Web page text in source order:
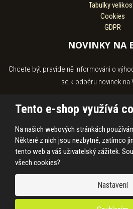
Tento e-shop využívá
Na našich webových stránkách
Některé z nich jsou nezbytné, zatímco
tento web a váš uživatelský zážitek.
všech cookies?
Nastavení
Tabulky
Cookies
GDPR
NOVINKY NA
Chcete být pravidelně informováni o
se k odběru novinek na
Souhlasím sezpracováním
© 2026, HASS Hroby s.r.o.
Ochrana osobních